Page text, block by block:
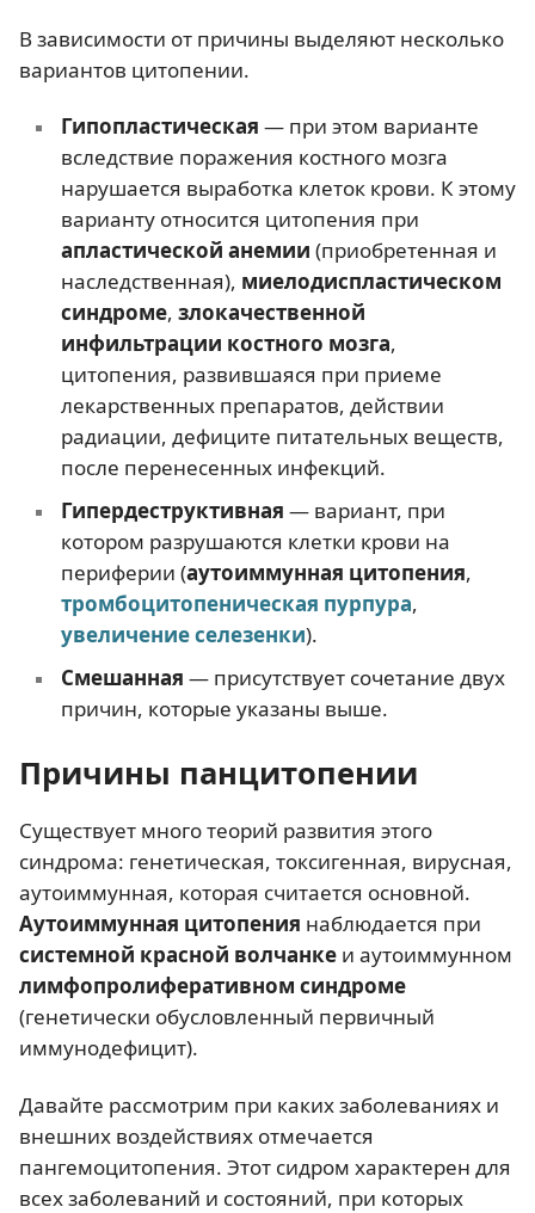
В зависимости от причины выделяют несколько
вариантов цитопении.
Гипопластическая — при этом варианте
вследствие поражения костного мозга
нарушается выработка клеток крови. К этому
варианту относится цитопения при
апластической анемии (приобретенная и
наследственная), миелодиспластическом
синдроме, злокачественной
инфильтрации костного мозга,
цитопения, развившаяся при приеме
лекарственных препаратов, действии
радиации, дефиците питательных веществ,
после перенесенных инфекций.
Гипердеструктивная — вариант, при
котором разрушаются клетки крови на
периферии (аутоиммунная цитопения,
тромбоцитопеническая пурпура,
увеличение селезенки).
Смешанная — присутствует сочетание двух
причин, которые указаны выше.
Причины панцитопении
Существует много теорий развития этого
синдрома: генетическая, токсигенная, вирусная,
аутоиммунная, которая считается основной.
Аутоиммунная цитопения наблюдается при
системной красной волчанке и аутоиммунном
лимфопролиферативном синдроме
(генетически обусловленный первичный
иммунодефицит).
Давайте рассмотрим при каких заболеваниях и
внешних воздействиях отмечается
пангемоцитопения. Этот сидром характерен для
всех заболеваний и состояний, при которых